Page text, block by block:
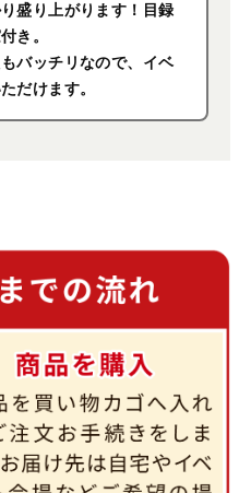
盛り上がります！目録
き。
バッチリなので、イベ
だけます。